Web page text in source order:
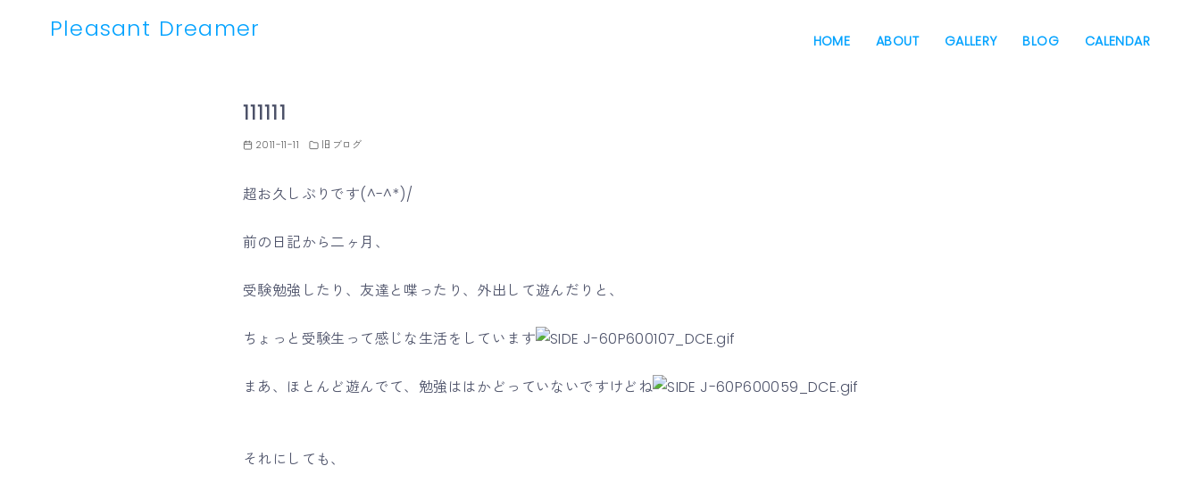
Pleasant Dreamer HOME ABOUT GALLERY BLOG CALENDAR
111111
2011-11-11 旧ブログ
超お久しぶりです(^-^*)/
前の日記から二ヶ月、
受験勉強したり、友達と喋ったり、外出して遊んだりと、
ちょっと受験生って感じな生活をしています
まあ、ほとんど遊んでて、勉強ははかどっていないですけどね
それにしても、